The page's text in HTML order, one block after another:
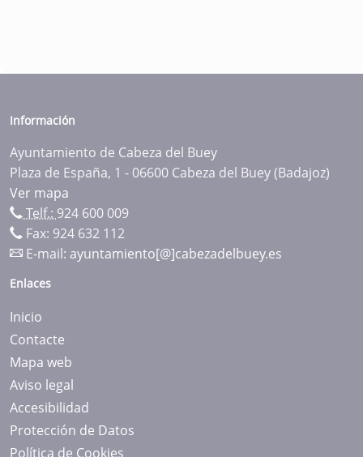
Información
Ayuntamiento de Cabeza del Buey
Plaza de España, 1 - 06600 Cabeza del Buey (Badajoz)
Ver mapa
Telf.: 924 600 009
Fax: 924 632 112
E-mail: ayuntamiento[@]cabezadelbuey.es
Enlaces
Inicio
Contacte
Mapa web
Aviso legal
Accesibilidad
Protección de Datos
Política de Cookies